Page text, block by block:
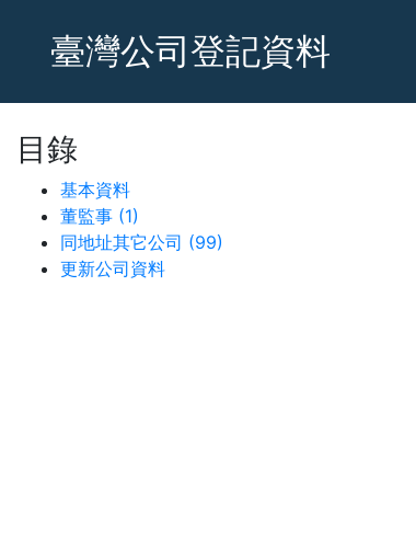
臺灣公司登記資料
目錄
基本資料
董監事 (1)
同地址其它公司 (99)
更新公司資料